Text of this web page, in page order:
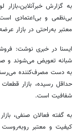
به گزارش
بی‌نظمی و بی‌اعتمادی
معتبر به‌راحتی در بازار
ایسنا در خبری نوشت:
شبانه تعویض می‌شوند و
به دست مصرف‌کننده
حداقل رسیده، بازار
شفافیت است.
به گفته فعالان صنفی،
کیفیت و معتبر